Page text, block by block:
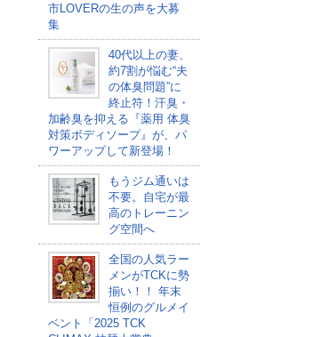
市LOVERの生の声を大募
集
40代以上の妻、
約7割が悩む“夫
の体臭問題”に
終止符！汗臭・
加齢臭を抑える『薬用 体臭
対策ボディソープ』が、パ
ワーアップして新登場！
もうジム通いは
不要。自宅が最
高のトレーニン
グ空間へ
全国の人気ラー
メンがTCKに勢
揃い！！ 年末
恒例のグルメイ
ベント「2025 TCK